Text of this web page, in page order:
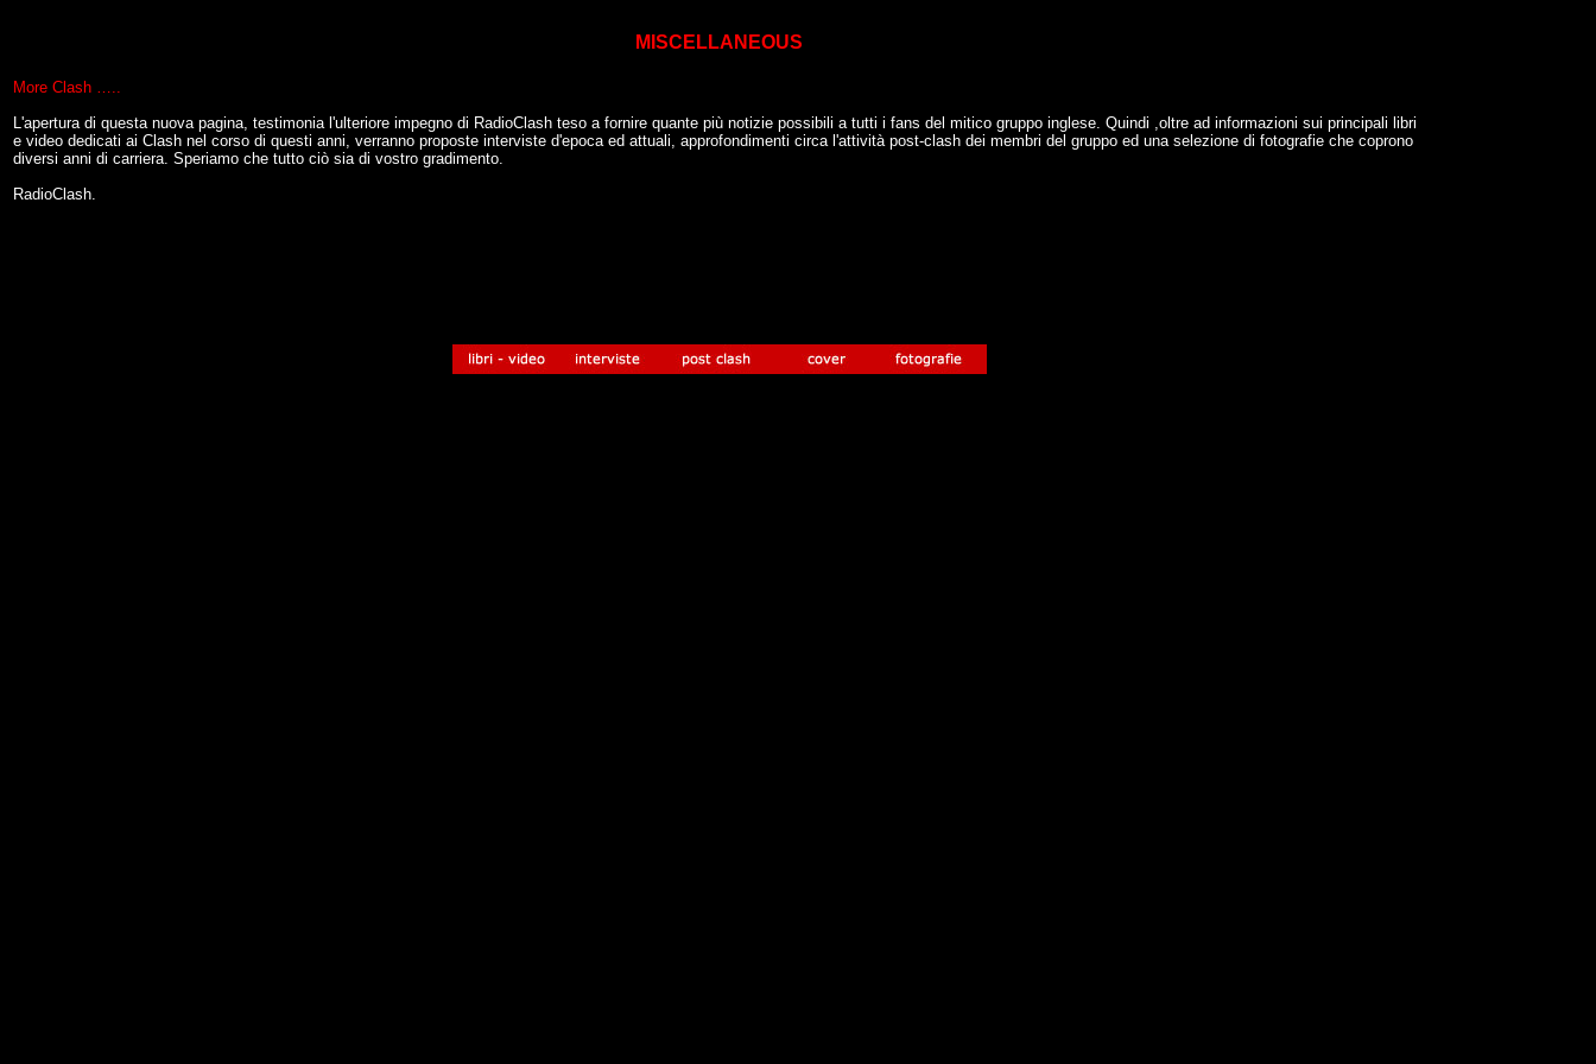
MISCELLANEOUS
More Clash …..
L'apertura di questa nuova pagina, testimonia l'ulteriore impegno di RadioClash teso a fornire quante più notizie possibili a tutti i fans del mitico gruppo inglese. Quindi ,oltre ad informazioni sui principali libri
e video dedicati ai Clash nel corso di questi anni, verranno proposte interviste d'epoca ed attuali, approfondimenti circa l'attività post-clash dei membri del gruppo ed una selezione di fotografie che coprono
diversi anni di carriera. Speriamo che tutto ciò sia di vostro gradimento.
RadioClash.